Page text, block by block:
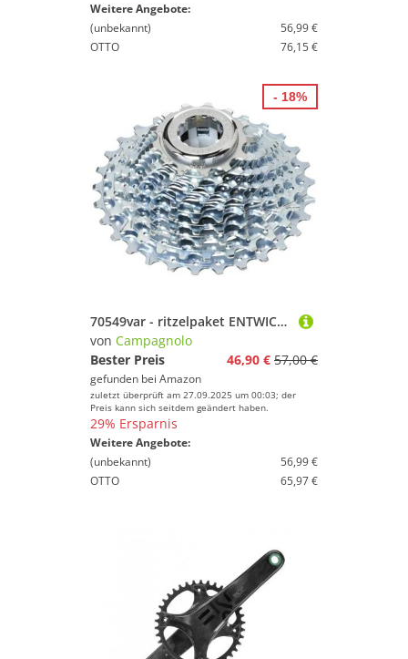
Weitere Angebote:
(unbekannt)
56,99 €
OTTO
76,15 €
70549var - ritzelpaket ENTWICKLUNG 12-23
von Campagnolo
Bester Preis
46,90 € 57,00 €
gefunden bei Amazon
zuletzt überprüft am 27.09.2025 um 00:03; der
Preis kann sich seitdem geändert haben.
29% Ersparnis
Weitere Angebote:
(unbekannt)
56,99 €
OTTO
65,97 €
- 18%